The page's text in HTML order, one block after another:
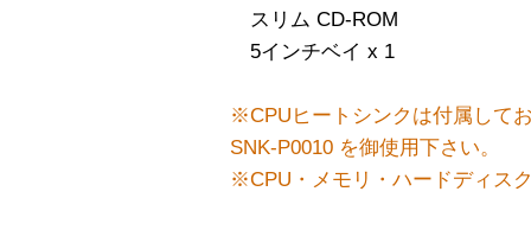
スリム CD-ROM
5インチベイ x 1
※CPUヒートシンクは付属して
SNK-P0010 を御使用下さい。
※CPU・メモリ・ハードディス